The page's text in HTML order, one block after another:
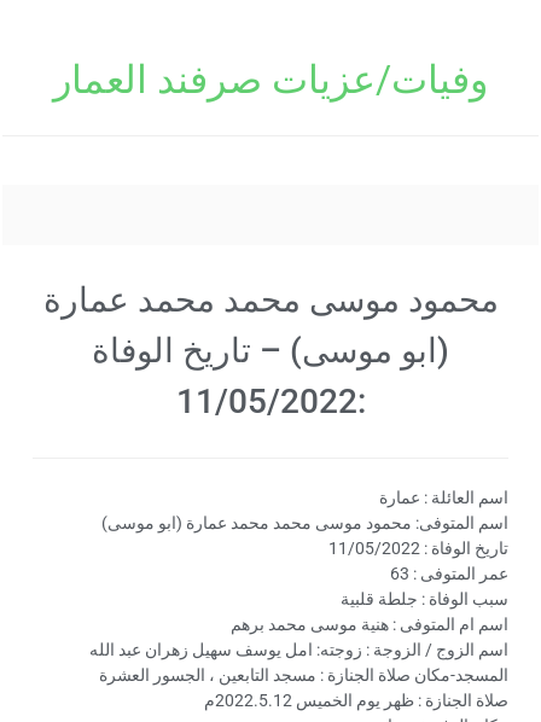
وفيات/عزيات صرفند العمار
محمود موسى محمد محمد عمارة
(ابو موسى) – تاريخ الوفاة
:11/05/2022
اسم العائلة : عمارة
اسم المتوفى: محمود موسى محمد محمد عمارة (ابو موسى)
تاريخ الوفاة : 11/05/2022
عمر المتوفى : 63
سبب الوفاة : جلطة قلبية
اسم ام المتوفى : هنية موسى محمد برهم
اسم الزوج / الزوجة : زوجته: امل يوسف سهيل زهران عبد الله
المسجد-مكان صلاة الجنازة : مسجد التابعين ، الجسور العشرة
صلاة الجنازة : ظهر يوم الخميس 2022.5.12م